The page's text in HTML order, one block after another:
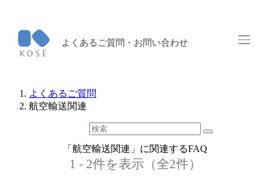
よくあるご質問・お問い合わせ
よくあるご質問
航空輸送関連
「航空輸送関連」に関連するFAQ
1 - 2件を表示（全2件）